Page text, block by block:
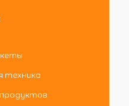
техника